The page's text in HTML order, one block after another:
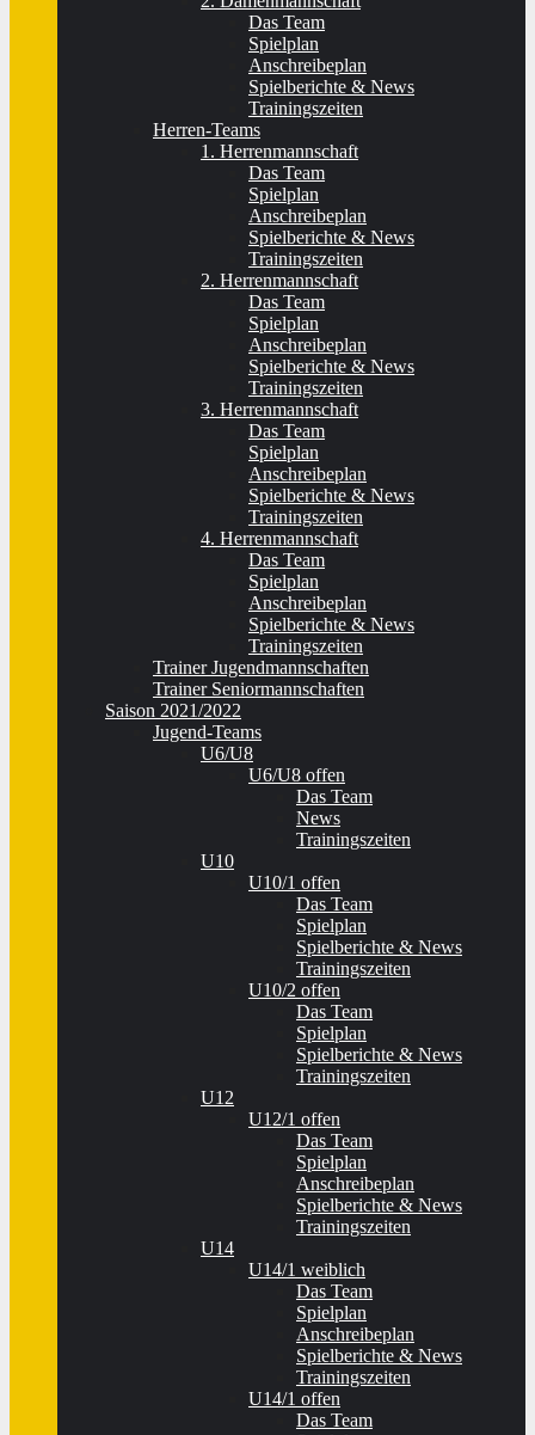
Das Team
Spielplan
Anschreibeplan
Spielberichte & News
Trainingszeiten
Herren-Teams
1. Herrenmannschaft
Das Team
Spielplan
Anschreibeplan
Spielberichte & News
Trainingszeiten
2. Herrenmannschaft
Das Team
Spielplan
Anschreibeplan
Spielberichte & News
Trainingszeiten
3. Herrenmannschaft
Das Team
Spielplan
Anschreibeplan
Spielberichte & News
Trainingszeiten
4. Herrenmannschaft
Das Team
Spielplan
Anschreibeplan
Spielberichte & News
Trainingszeiten
Trainer Jugendmannschaften
Trainer Seniormannschaften
Saison 2021/2022
Jugend-Teams
U6/U8
U6/U8 offen
Das Team
News
Trainingszeiten
U10
U10/1 offen
Das Team
Spielplan
Spielberichte & News
Trainingszeiten
U10/2 offen
Das Team
Spielplan
Spielberichte & News
Trainingszeiten
U12
U12/1 offen
Das Team
Spielplan
Anschreibeplan
Spielberichte & News
Trainingszeiten
U14
U14/1 weiblich
Das Team
Spielplan
Anschreibeplan
Spielberichte & News
Trainingszeiten
U14/1 offen
Das Team